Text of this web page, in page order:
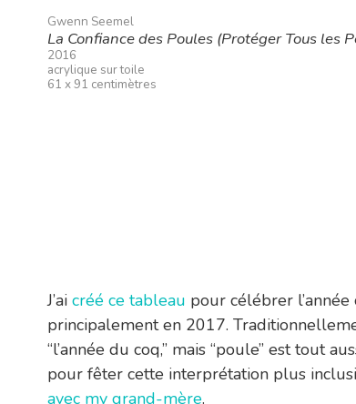
Gwenn Seemel
La Confiance des Poules (Protéger Tous les
2016
acrylique sur toile
61 x 91 centimètres
J’ai créé ce tableau pour célébrer
principalement en 2017.
“l’année du coq,” mais “poule” est tout
pour fêter cette interprétation plus
avec my grand-mère.